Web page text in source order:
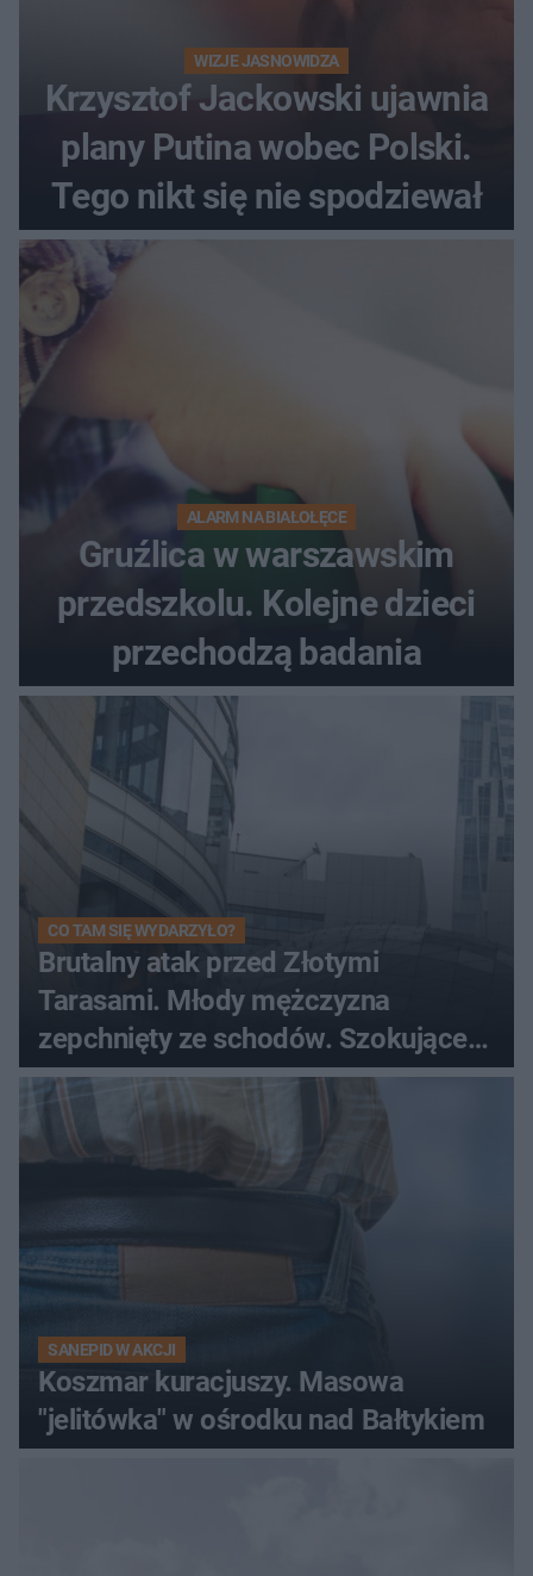
WIZJE JASNOWIDZA
Krzysztof Jackowski ujawnia
plany Putina wobec Polski.
Tego nikt się nie spodziewał
ALARM NA BIAŁOŁĘCE
Gruźlica w warszawskim
przedszkolu. Kolejne dzieci
przechodzą badania
CO TAM SIĘ WYDARZYŁO?
Brutalny atak przed Złotymi
Tarasami. Młody mężczyzna
zepchnięty ze schodów. Szokujące
nagranie krąży po sieci
SANEPID W AKCJI
Koszmar kuracjuszy. Masowa
"jelitówka" w ośrodku nad Bałtykiem